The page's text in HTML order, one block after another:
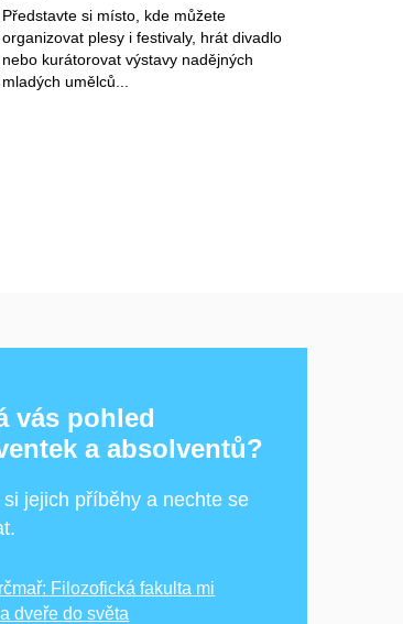
Představte si místo, kde můžete
organizovat plesy i festivaly, hrát divadlo
nebo kurátorovat výstavy nadějných
mladých umělců...
vás pohled
a absolventů?
si jejich příběhy a nechte se
Filozofická fakulta mi
dveře do světa